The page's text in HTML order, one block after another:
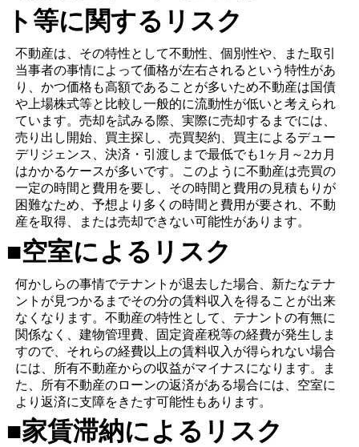
ト等に関するリスク
不動産は、その特性として不動性、個別性や、また取引
当事者の事情によって価格が左右されるという特性があ
り、かつ価格も高額であることが多いため不動産は国債
や上場株式等と比較し一般的に流動性が低いと考えられ
ています。売却を試みる際、実際に売却するまでには、
売り出し開始、買主探し、売買契約、買主によるデュー
デリジェンス、決済・引渡しまで最低でも1ヶ月～2カ月
はかかるケースが多いです。このように不動産は売買の
一定の時間と費用を要し、その時間と費用の見積もりが
困難なため、予想より多くの時間と費用が要され、不動
産を取得、または売却できない可能性があります。
■空室によるリスク
何かしらの事情でテナントが退去した場合、新たなテナ
ントが見つかるまでその分の賃料収入を得ることが出来
なくなります。不動産の特性として、テナントの有無に
関係なく、建物管理費、固定資産税等の経費が発生しま
すので、それらの経費以上の賃料収入が得られない場合
には、所有不動産からの収益がマイナスになります。ま
た、所有不動産のローンの返済がある場合には、空室に
より返済に支障をきたす可能性もあります。
■家賃滞納によるリスク